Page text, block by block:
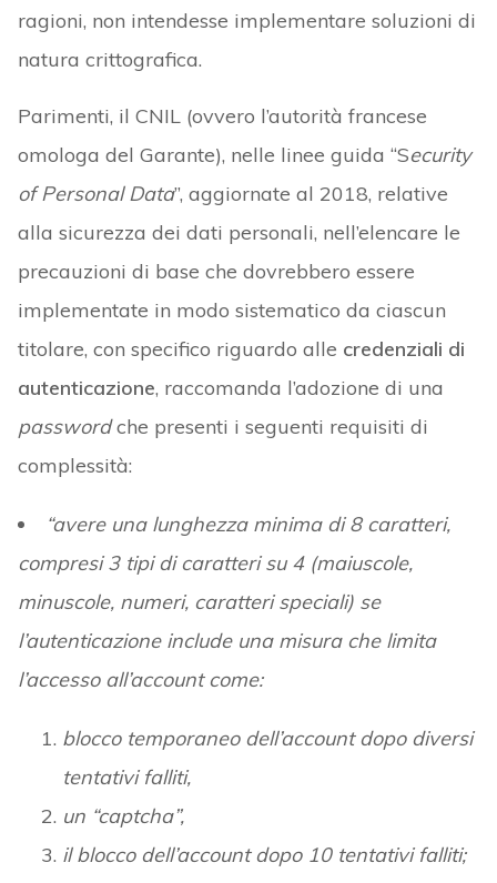
ragioni, non intendesse implementare soluzioni di
natura crittografica.
Parimenti, il CNIL (ovvero l’autorità francese
omologa del Garante), nelle linee guida “Security
of Personal Data”, aggiornate al 2018, relative
alla sicurezza dei dati personali, nell’elencare le
precauzioni di base che dovrebbero essere
implementate in modo sistematico da ciascun
titolare, con specifico riguardo alle credenziali di
autenticazione, raccomanda l’adozione di una
passwordche presenti i seguenti requisiti di
complessità:
“avere una lunghezza minima di 8 caratteri,
compresi 3 tipi di caratteri su 4 (maiuscole,
minuscole, numeri, caratteri speciali) se
l’autenticazione include una misura che limita
l’accesso all’account come:
blocco temporaneo dell’account dopo diversi
tentativi falliti,
un “captcha”,
il blocco dell’account dopo 10 tentativi falliti;